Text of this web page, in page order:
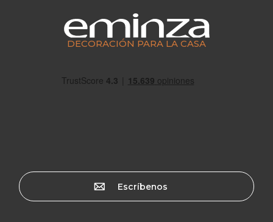
DECORACIÓN PARA LA CASA
Escríbenos